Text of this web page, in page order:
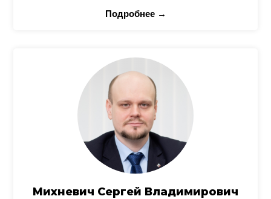
Подробнее →
Михневич Сергей Владимирович